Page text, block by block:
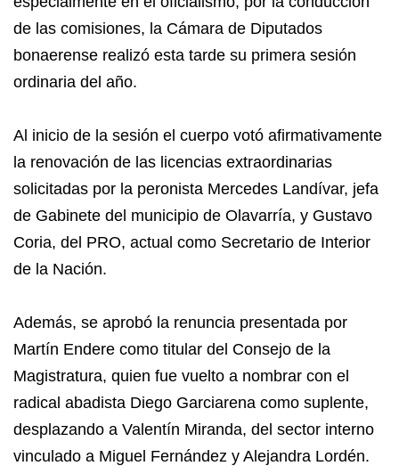
de las comisiones, la Cámara de Diputados
bonaerense realizó esta tarde su primera sesión
ordinaria del año.
Al inicio de la sesión el cuerpo votó afirmativamente
la renovación de las licencias extraordinarias
solicitadas por la peronista Mercedes Landívar, jefa
de Gabinete del municipio de Olavarría, y Gustavo
Coria, del PRO, actual como Secretario de Interior
de la Nación.
Además, se aprobó la renuncia presentada por
Martín Endere como titular del Consejo de la
Magistratura, quien fue vuelto a nombrar con el
radical abadista Diego Garciarena como suplente,
desplazando a Valentín Miranda, del sector interno
vinculado a Miguel Fernández y Alejandra Lordén.